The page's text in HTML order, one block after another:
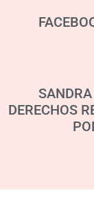
DERECHOS